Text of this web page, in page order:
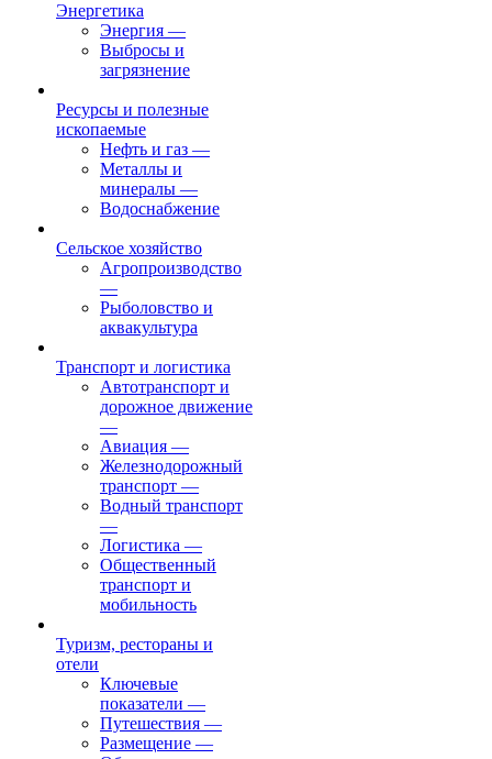
Энергетика
Энергия —
Выбросы и
загрязнение
Ресурсы и полезные
ископаемые
Нефть и газ —
Металлы и
минералы —
Водоснабжение
Сельское хозяйство
Агропроизводство
—
Рыболовство и
аквакультура
Транспорт и логистика
Автотранспорт и
дорожное движение
—
Авиация —
Железнодорожный
транспорт —
Водный транспорт
—
Логистика —
Общественный
транспорт и
мобильность
Туризм, рестораны и
отели
Ключевые
показатели —
Путешествия —
Размещение —